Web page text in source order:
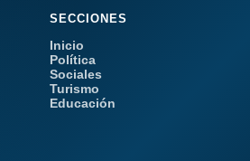
SECCIONES
Inicio
Política
Sociales
Turismo
Educación